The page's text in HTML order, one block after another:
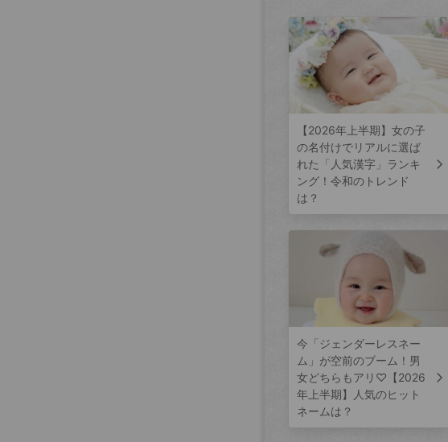
【2026年上半期】女の子
の名付けでリアルに選ば
れた「人気漢字」ランキ
ング！令和のトレンド
は？
今「ジェンダーレスネー
ム」が空前のブーム！男
女どちらもアリ♡【2026
年上半期】人気のヒット
ネームは？